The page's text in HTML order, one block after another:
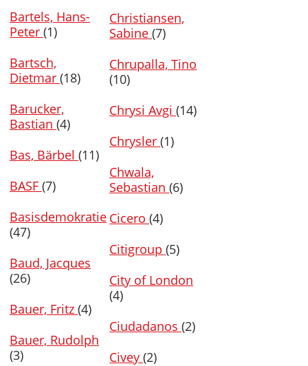
Bartels, Hans-
Peter (1)
Bartsch,
Dietmar (18)
Barucker,
Bastian (4)
Bas, Bärbel (11)
BASF (7)
Basisdemokratie
(47)
Baud, Jacques
(26)
Bauer, Fritz (4)
Bauer, Rudolph
(3)
Christiansen,
Sabine(7)
Chrupalla, Tino
(10)
Chrysi Avgi(14)
Chrysler(1)
Chwala,
Sebastian(6)
Cicero(4)
Citigroup(5)
City of London
(4)
Ciudadanos(2)
Civey(2)